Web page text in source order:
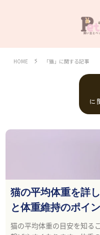
HOME 「猫」に関する記事
に
猫の平均体重を詳
と体重維持のポイ
猫の平均体重の目安を知る